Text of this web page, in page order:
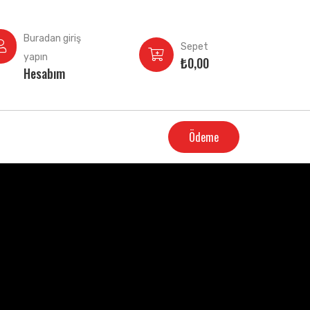
Buradan giriş
yapın
Hesabım
Sepet
₺0,00
Ödeme